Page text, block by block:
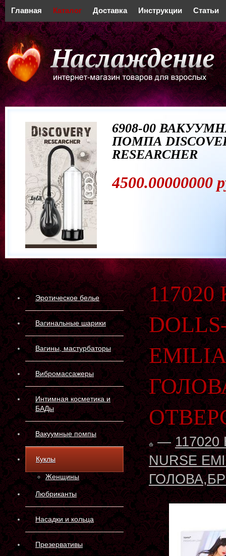
Главная Каталог Доставка Инструкции Статьи
6908-00
ПОМПА
RESEARCHER
4500.00000000
Эротическое белье
Вагинальные шарики
Вагины, мастурбаторы
Вибромассажеры
Интимная косметика и
БАДы
Вакуумные помпы
Куклы
Женщины
Любриканты
Насадки и кольца
Презервативы
—
NURSE